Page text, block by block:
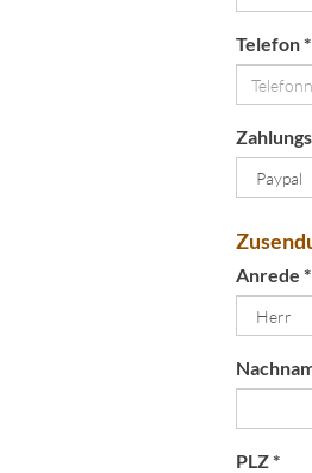
Telefon *
Anrede *
PLZ *